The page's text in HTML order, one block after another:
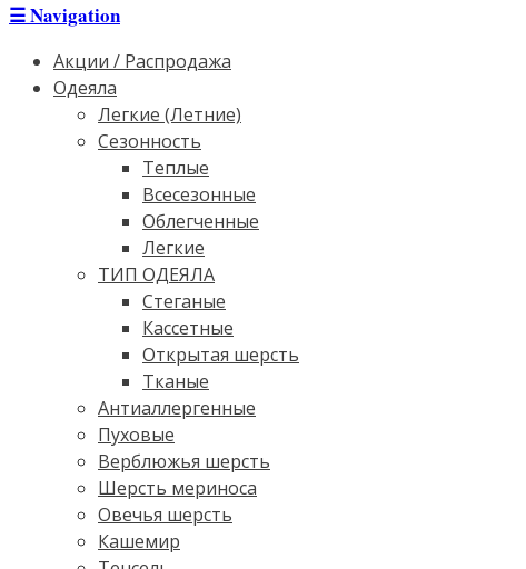
☰Navigation
Акции / Распродажа
Одеяла
Легкие (Летние)
Сезонность
Теплые
Всесезонные
Облегченные
Легкие
ТИП ОДЕЯЛА
Стеганые
Кассетные
Открытая шерсть
Тканые
Антиаллергенные
Пуховые
Верблюжья шерсть
Шерсть мериноса
Овечья шерсть
Кашемир